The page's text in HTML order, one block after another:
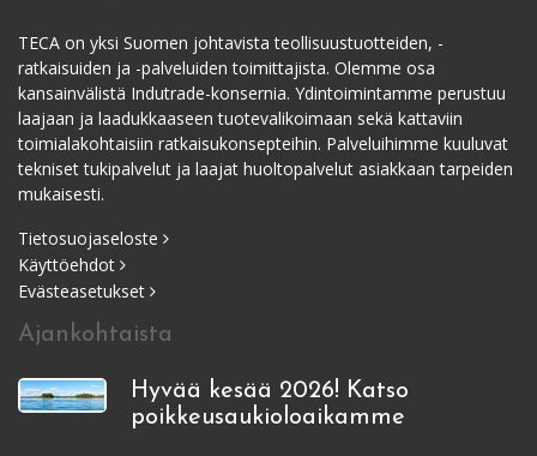
TECA on yksi Suomen johtavista teollisuustuotteiden, -
ratkaisuiden ja -palveluiden toimittajista. Olemme osa
kansainvälistä Indutrade-konsernia. Ydintoimintamme perustuu
laajaan ja laadukkaaseen tuotevalikoimaan sekä kattaviin
toimialakohtaisiin ratkaisukonsepteihin. Palveluihimme kuuluvat
tekniset tukipalvelut ja laajat huoltopalvelut asiakkaan tarpeiden
mukaisesti.
Tietosuojaseloste
Käyttöehdot
Evästeasetukset
Ajankohtaista
Hyvää kesää 2026! Katso
poikkeusaukioloaikamme